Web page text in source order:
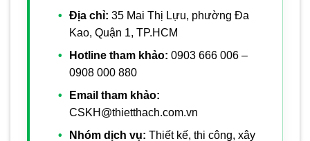
Địa chỉ: 35 Mai Thị Lựu, phường Đa
Kao, Quận 1, TP.HCM
Hotline tham khảo: 0903 666 006 –
0908 000 880
Email tham khảo:
CSKH@thietthach.com.vn
Nhóm dịch vụ: Thiết kế, thi công, xây